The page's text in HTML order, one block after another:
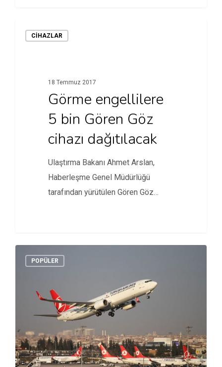
CİHAZLAR
18 Temmuz 2017
Görme engellilere
5 bin Gören Göz
cihazı dağıtılacak
Ulaştırma Bakanı Ahmet Arslan,
Haberleşme Genel Müdürlüğü
tarafından yürütülen Gören Göz
POPÜLER